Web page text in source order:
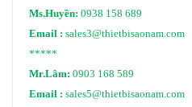
Ms.Huyền: 0938 158 689
Email : sales3@thietbisaonam.com
*****
Mr.Lâm: 0903 168 589
Email : sales5@thietbisaonam.com